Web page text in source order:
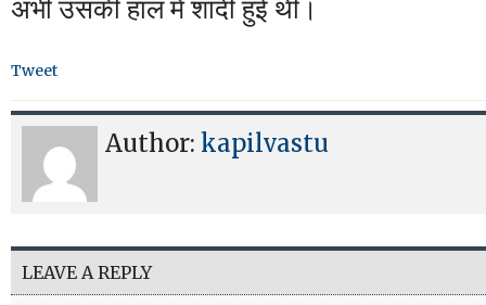
अभी उसकी हाल में शादी हुई थी।
Tweet
Author: kapilvastu
LEAVE A REPLY